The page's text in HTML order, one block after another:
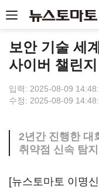
보안 기술 세
사이버 챌린
입력: 2025-08-09
수정: 2025-08-09
2년간 진행한 대
취약점 신속 탐
[뉴스토마토 이명